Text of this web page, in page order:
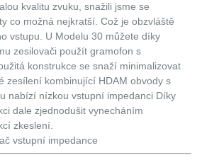
kvalitu zvuku, snažili jsme se
co možná nejkratší. Což je obzvláště
vstupu. U Modelu 30 můžete díky
zesilovači použít gramofon s
konstrukce se snaží minimalizovat
zesílení kombinující HDAM obvody s
nabízí nízkou vstupní impedanci Díky
dale zjednodušit vynecháním
zkeslení.
vstupní impedance